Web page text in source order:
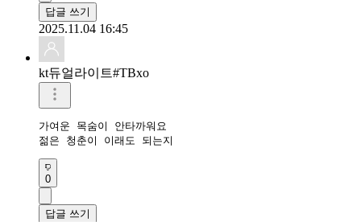
답글 쓰기
2025.11.04 16:45
kt듀얼라이트#TBxo
가여운 목숨이 안타까워요
젊은 청춘이 이래도 되는지
0
답글 쓰기